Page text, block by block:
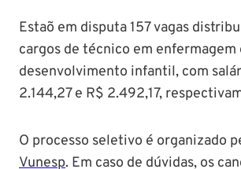
Estaõ em disputa 157 vagas
cargos de técnico em enfermagem
desenvolvimento infantil, com
2.144,27 e R$ 2.492,17,
O processo seletivo é organizado
Vunesp. Em caso de dúvidas, os